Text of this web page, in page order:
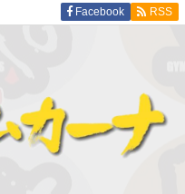
Facebook RSS